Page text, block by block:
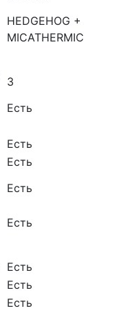
HEDGEHOG +
MICATHERMIC
3
Есть
Есть
Есть
Есть
Есть
Есть
Есть
Есть